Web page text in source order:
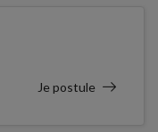
Je postule